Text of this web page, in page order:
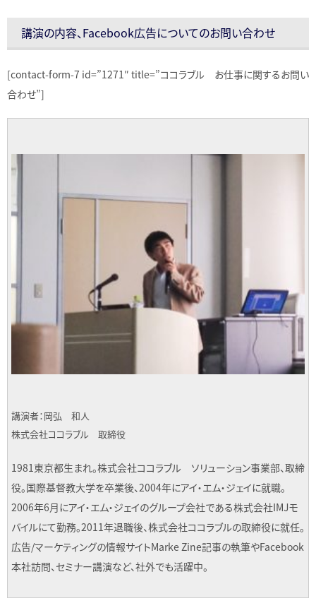
講演の内容、Facebook広告についてのお問い合わせ
[contact-form-7 id=”1271″ title=”ココラブル お仕事に関するお問い
合わせ”]
講演者：岡弘 和人
株式会社ココラブル 取締役
1981東京都生まれ。株式会社ココラブル ソリューション事業部、取締
役。国際基督教大学を卒業後、2004年にアイ・エム・ジェイに就職。
2006年6月にアイ・エム・ジェイのグループ会社である株式会社IMJモ
バイルにて勤務。2011年退職後、株式会社ココラブルの取締役に就任。
広告/マーケティングの情報サイトMarke Zine記事の執筆やFacebook
本社訪問、セミナー講演など、社外でも活躍中。